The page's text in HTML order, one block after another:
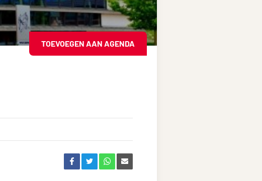
TOEVOEGEN AAN AGENDA